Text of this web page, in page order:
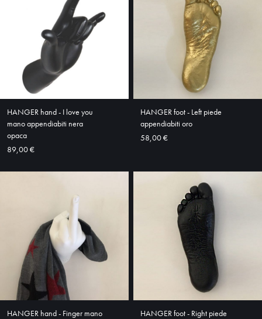
SHOP
HANGER hand - I love you
mano appendiabiti nera
opaca
89,00 €
HANGER foot - Left piede
appendiabiti oro
58,00 €
HANGER hand - Finger mano
HANGER foot - Right piede